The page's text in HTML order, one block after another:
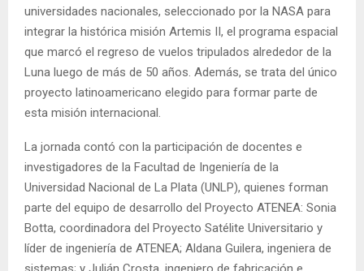
universidades nacionales, seleccionado por la NASA para
integrar la histórica misión Artemis II, el programa espacial
que marcó el regreso de vuelos tripulados alrededor de la
Luna luego de más de 50 años. Además, se trata del único
proyecto latinoamericano elegido para formar parte de
esta misión internacional.
La jornada contó con la participación de docentes e
investigadores de la Facultad de Ingeniería de la
Universidad Nacional de La Plata (UNLP), quienes forman
parte del equipo de desarrollo del Proyecto ATENEA: Sonia
Botta, coordinadora del Proyecto Satélite Universitario y
líder de ingeniería de ATENEA; Aldana Guilera, ingeniera de